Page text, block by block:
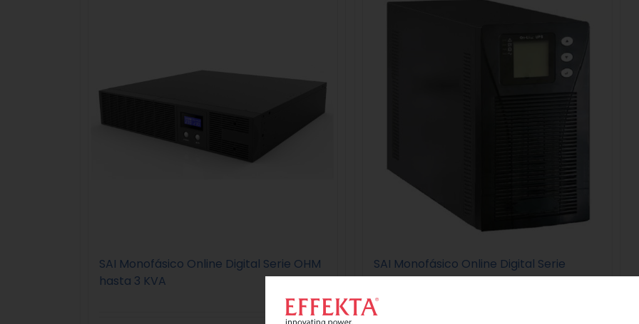
SAI Monofásico Online Digital Serie OHM
hasta 3 KVA
SAI Monofásico Online Digital Serie
FARADAY hasta 3 KVA